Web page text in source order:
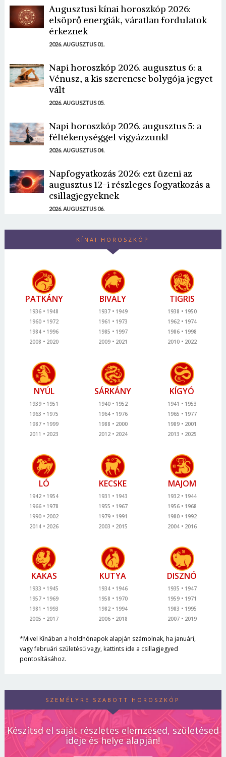
Augusztusi kínai horoszkóp 2026:
elsöprő energiák, váratlan fordulatok
érkeznek
2026. AUGUSZTUS 01.
Napi horoszkóp 2026. augusztus 6: a
Vénusz, a kis szerencse bolygója jegyet
vált
2026. AUGUSZTUS 05.
Napi horoszkóp 2026. augusztus 5: a
féltékenységgel vigyázzunk!
2026. AUGUSZTUS 04.
Napfogyatkozás 2026: ezt üzeni az
augusztus 12-i részleges fogyatkozás a
csillagjegyeknek
2026. AUGUSZTUS 06.
KÍNAI HOROSZKÓP
PATKÁNY
1936
1948
1960
1972
1984
1996
2008
2020
BIVALY
1937
1949
1961
1973
1985
1997
2009
2021
TIGRIS
1938
1950
1962
1974
1986
1998
2010
2022
NYÚL
1939
1951
1963
1975
1987
1999
2011
2023
SÁRKÁNY
1940
1952
1964
1976
1988
2000
2012
2024
KÍGYÓ
1941
1953
1965
1977
1989
2001
2013
2025
LÓ
1942
1954
1966
1978
1990
2002
2014
2026
KECSKE
1931
1943
1955
1967
1979
1991
2003
2015
MAJOM
1932
1944
1956
1968
1980
1992
2004
2016
KAKAS
1933
1945
1957
1969
1981
1993
2005
2017
KUTYA
1934
1946
1958
1970
1982
1994
2006
2018
DISZNÓ
1935
1947
1959
1971
1983
1995
2007
2019
*Mivel Kínában a holdhónapok alapján számolnak, ha januári,
vagy februári születésű vagy, kattints ide a csillagjegyed
pontosításához.
SZEMÉLYRE SZABOTT HOROSZKÓP
Készítsd el saját részletes elemzésed, születésed
ideje és helye alapján!